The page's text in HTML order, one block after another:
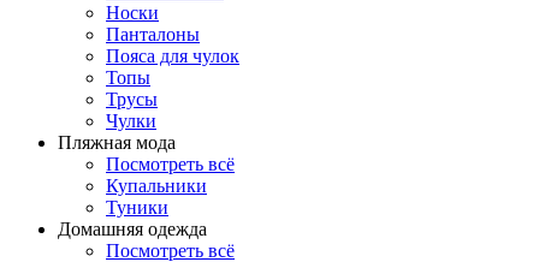
Носки
Панталоны
Поясa для чулок
Топы
Трусы
Чулки
Пляжная мода
Посмотреть всё
Купальники
Туники
Домашняя одежда
Посмотреть всё